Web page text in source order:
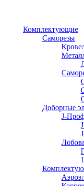
Комплектующие
Саморезы
Доборные
J-